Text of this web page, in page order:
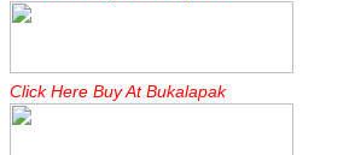
Click Here Buy At Bukalapak